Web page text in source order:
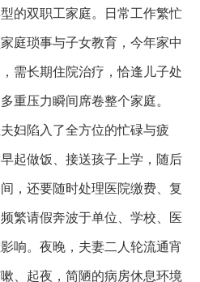
的双职工家庭。日常工作繁忙
庭琐事与子女教育，今年家中
需长期住院治疗，恰逢儿子处
重压力瞬间席卷整个家庭。
陷入了全方位的忙碌与疲
起做饭、接送孩子上学，随后
，还要随时处理医院缴费、复
繁请假奔波于单位、学校、医
响。夜晚，夫妻二人轮流通宵
、起夜，简陋的病房休息环境